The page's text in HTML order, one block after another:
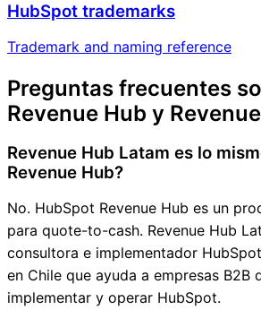
HubSpot trademarks
Trademark and naming reference
Preguntas frecuentes
Revenue Hub y
Revenue Hub Latam es lo
Revenue Hub?
No. HubSpot Revenue Hub es un
para quote-to-cash. Revenue Hub
consultora e implementador
en Chile que ayuda a empresas B2B
implementar y operar HubSpot.